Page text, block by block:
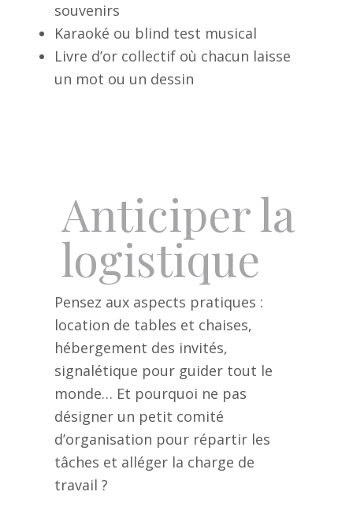
souvenirs
Karaoké ou blind test musical
Livre d’or collectif où chacun laisse
un mot ou un dessin
Anticiper la
logistique
Pensez aux aspects pratiques :
location de tables et chaises,
hébergement des invités,
signalétique pour guider tout le
monde… Et pourquoi ne pas
désigner un petit comité
d’organisation pour répartir les
tâches et alléger la charge de
travail ?